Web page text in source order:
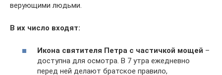
верующими людьми.
В их число входят:
Икона святителя Петра с частичкой мощей –
доступна для осмотра. В 7 утра ежедневно
перед ней делают братское правило,